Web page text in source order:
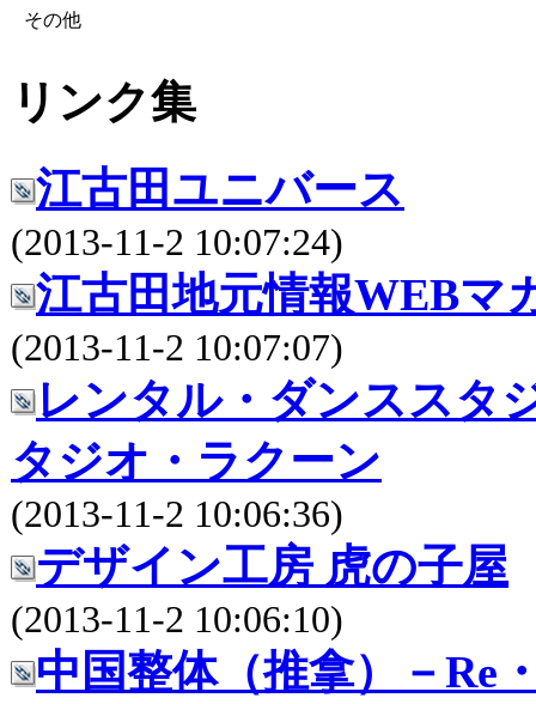
その他
リンク集
江古田ユニバース
(2013-11-2 10:07:24)
江古田地元情報WEBマ
(2013-11-2 10:07:07)
レンタル・ダンススタ
タジオ・ラクーン
(2013-11-2 10:06:36)
デザイン工房 虎の子屋
(2013-11-2 10:06:10)
中国整体（推拿）－Re